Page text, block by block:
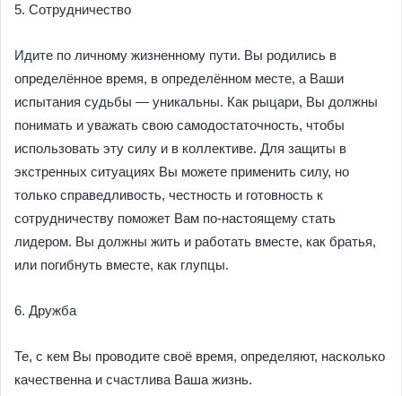
5. Сотрудничество
Идите по личному жизненному пути. Вы родились в
определённое время, в определённом месте, а Ваши
испытания судьбы — уникальны. Как рыцари, Вы должны
понимать и уважать свою самодостаточность, чтобы
использовать эту силу и в коллективе. Для защиты в
экстренных ситуациях Вы можете применить силу, но
только справедливость, честность и готовность к
сотрудничеству поможет Вам по-настоящему стать
лидером. Вы должны жить и работать вместе, как братья,
или погибнуть вместе, как глупцы.
6. Дружба
Те, с кем Вы проводите своё время, определяют, насколько
качественна и счастлива Ваша жизнь.